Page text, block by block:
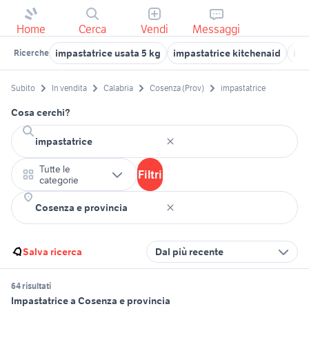
Home Cerca Vendi Messaggi
Ricerche impastatrice usata 5 kg impastatrice kitchenaid
Subito In vendita Calabria Cosenza (Prov) impastatrice
Cosa cerchi?
Tutte le
categorie
Filtri
Salva ricerca Dal più recente
64 risultati
Impastatrice a Cosenza e provincia